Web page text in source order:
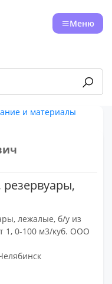
Меню
и материалы
лежалые, б/у из
1, 0-100 м3/куб. ООО